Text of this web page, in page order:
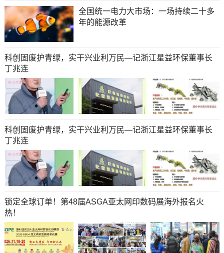
全国统一电力大市场：一场持续二十多
年的能源改革
科创固废护青绿，实干兴业利万民—记浙江星益环保董事长
丁兆连
科创固废护青绿，实干兴业利万民—记浙江星益环保董事长
丁兆连
锁定全球订单！第48届ASGA亚太网印数码展海外报名火
热！